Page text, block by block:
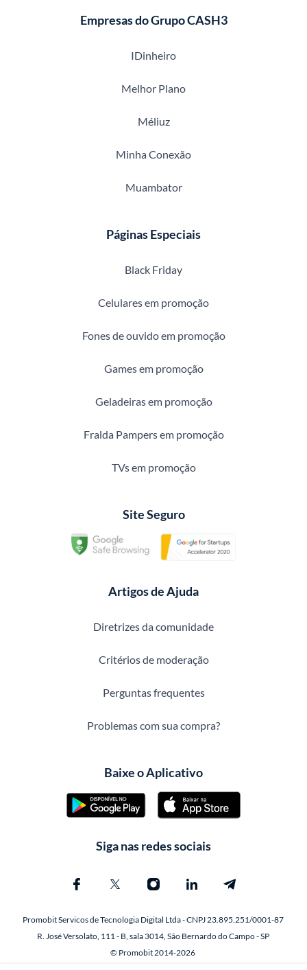
Empresas do Grupo CASH3
IDinheiro
Melhor Plano
Méliuz
Minha Conexão
Muambator
Páginas Especiais
Black Friday
Celulares em promoção
Fones de ouvido em promoção
Games em promoção
Geladeiras em promoção
Fralda Pampers em promoção
TVs em promoção
Site Seguro
Artigos de Ajuda
Diretrizes da comunidade
Critérios de moderação
Perguntas frequentes
Problemas com sua compra?
Baixe o Aplicativo
Siga nas redes sociais
Promobit Servicos de Tecnologia Digital Ltda - CNPJ 23.895.251/0001-87
R. José Versolato, 111 - B, sala 3014, São Bernardo do Campo - SP
© Promobit 2014-2026